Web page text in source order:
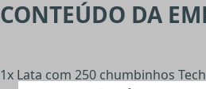
CONTEÚDO DA
1x Lata com 250 chumbinhos